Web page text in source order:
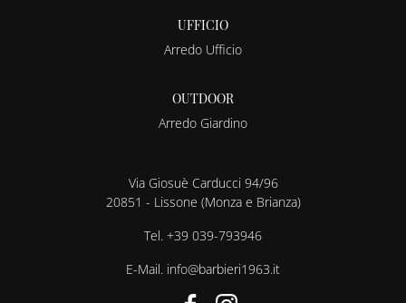
UFFICIO
Arredo Ufficio
OUTDOOR
Arredo Giardino
Via Giosuè Carducci 94/96
20851 - Lissone (Monza e Brianza)
Tel. +39 039-793946
E-Mail. info@barbieri1963.it